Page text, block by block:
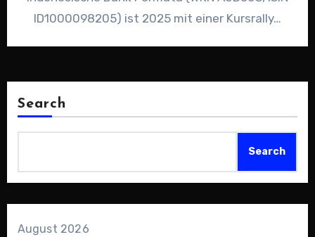
ID1000098205) ist 2025 mit einer Kursrally…
Search
Search
August 2026